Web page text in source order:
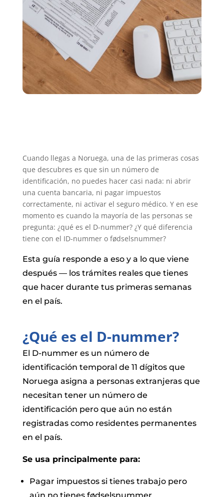
Cuando llegas a Noruega, una de las primeras cosas
que descubres es que sin un número de
identificación, no puedes hacer casi nada: ni abrir
una cuenta bancaria, ni pagar impuestos
correctamente, ni activar el seguro médico. Y en ese
momento es cuando la mayoría de las personas se
pregunta: ¿qué es el D-nummer? ¿Y qué diferencia
tiene con el ID-nummer o fødselsnummer?
Esta guía responde a eso y a lo que viene
después — los trámites reales que tienes
que hacer durante tus primeras semanas
en el país.
¿Qué es el D-nummer?
El D-nummer es un número de
identificación temporal de 11 dígitos que
Noruega asigna a personas extranjeras que
necesitan tener un número de
identificación pero que aún no están
registradas como residentes permanentes
en el país.
Se usa principalmente para:
Pagar impuestos si tienes trabajo pero